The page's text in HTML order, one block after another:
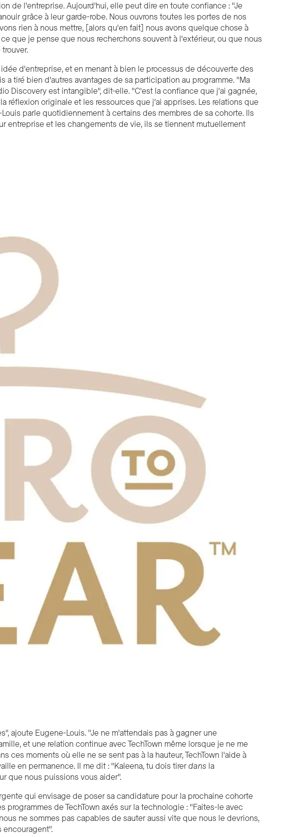
de l'entreprise. Aujourd'hui, elle peut dire en toute confiance : "Je
grâce à leur garde-robe. Nous ouvrons toutes les portes de nos
rien à nous mettre, [alors qu'en fait] nous avons quelque chose à
que je pense que nous recherchons souvent à l'extérieur,ou que nous
d'entreprise,et en menant à bien le processus de découverte des
tiré bien d'autres avantages de sa participation au programme. "Ma
Discovery est intangible", dit-elle. "C'est la confiance que j'ai gagnée,
réflexion originale et les ressources que j'ai apprises. Les relations que
parle quotidiennement à certains des membres de sa cohorte. Ils
entreprise et les changements de vie, ils se tiennent mutuellement
ajoute Eugene-Louis. "Je ne m'attendais pas à gagner une
et une relation continue avec TechTown même lorsque je ne me
ces moments où elle ne se sent pas à la hauteur, TechTown l'aide à
en permanence. Il me dit : "Kaleena, tu dois tirerdans la
que nous puissions vous aider".
qui envisage de poser sa candidature pour la prochaine cohorte
de TechTown axés sur la technologie : "Faites-le avec
ne sommes pas capables de sauter aussi vite que nous le devrions,